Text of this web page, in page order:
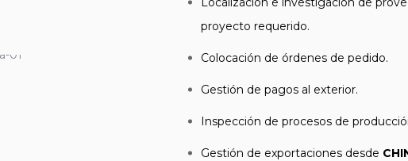
proyecto requerido.
Colocación de órdenes de pedido.
Gestión de pagos al exterior.
Inspección de procesos de
Gestión de exportaciones desde